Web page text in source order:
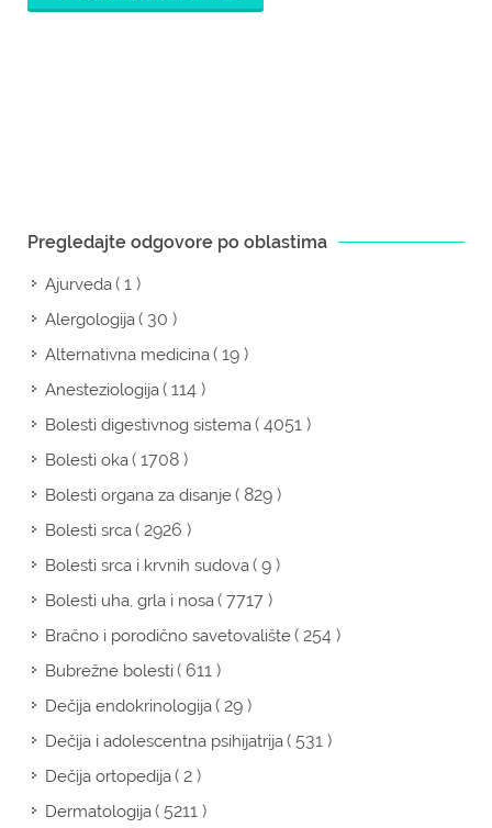
Pregledajte odgovore po oblastima
Ajurveda( 1 )
Alergologija( 30 )
Alternativna medicina( 19 )
Anesteziologija( 114 )
Bolesti digestivnog sistema( 4051 )
Bolesti oka( 1708 )
Bolesti organa za disanje( 829 )
Bolesti srca( 2926 )
Bolesti srca i krvnih sudova( 9 )
Bolesti uha, grla i nosa( 7717 )
Bračno i porodično savetovalište( 254 )
Bubrežne bolesti( 611 )
Dečija endokrinologija( 29 )
Dečija i adolescentna psihijatrija( 531 )
Dečija ortopedija( 2 )
Dermatologija( 5211 )